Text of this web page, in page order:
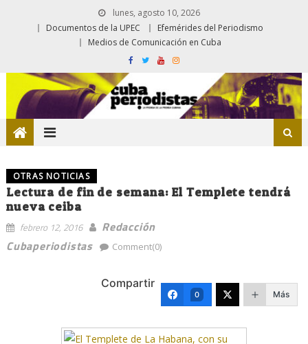
lunes, agosto 10, 2026
Documentos de la UPEC
Efemérides del Periodismo
Medios de Comunicación en Cuba
OTRAS NOTICIAS
Lectura de fin de semana: El Templete tendrá
nueva ceiba
febrero 12, 2016
Redacción
Cubaperiodistas
Comment(0)
Compartir
0 Más